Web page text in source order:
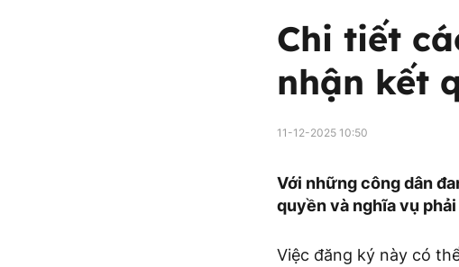
Chi tiết
nhận kết
11-12-2025 10:50
Với những công dân
quyền và nghĩa vụ
Việc đăng ký này có